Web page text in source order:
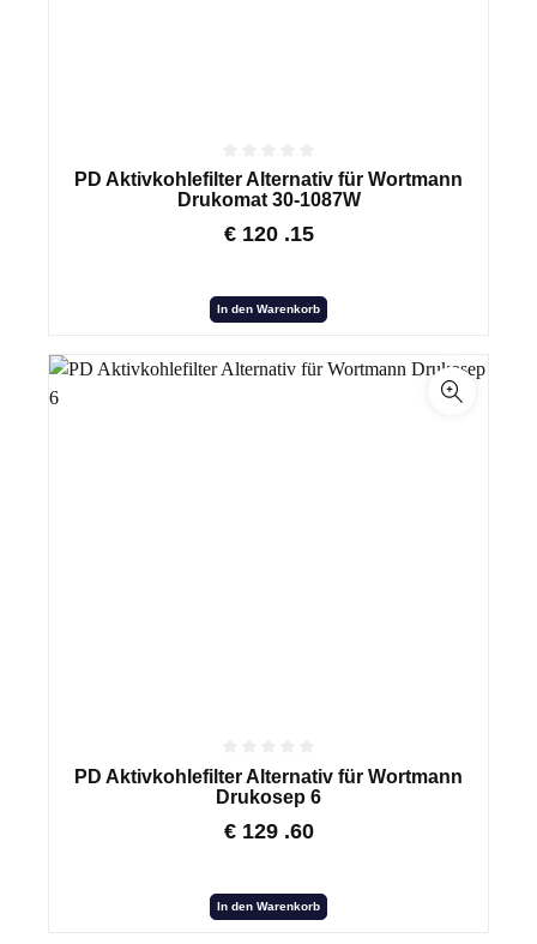
PD Aktivkohlefilter Alternativ für Wortmann
Drukomat 30-1087W
€ 120 .15
In den Warenkorb
PD Aktivkohlefilter Alternativ für Wortmann
Drukosep 6
€ 129 .60
In den Warenkorb